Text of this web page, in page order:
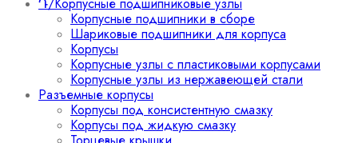
Դ/Корпусные подшипниковые узлы
Корпусные подшипники в сборе
Шариковые подшипники для корпуса
Корпусы
Корпусные узлы с пластиковыми корпусами
Корпусные узлы из нержавеющей стали
Разъемные корпусы
Корпусы под консистентную смазку
Корпусы под жидкую смазку